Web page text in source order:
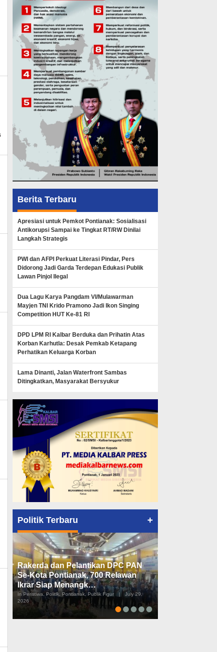
Berita Terbaru
Apresiasi untuk Pemkot Pontianak: Sosialisasi
Antikorupsi Sampai ke Tingkat RT/RW Dinilai
Langkah Strategis
PWI dan AFPI Perkuat Literasi Pindar, Pers
Didorong Jadi Garda Terdepan Edukasi Publik
Lawan Pinjol Ilegal
Dua Lagu Karya Pangdam VI/Mulawarman
Mayjen TNI Krido Pramono Jadi Ikon Singing
Competition HUT Ke-81 RI
DPD LPM RI Kalbar Berduka dan Prihatin Atas
Korban Karhutla: Desak Pemkab Ketapang
Perhatikan Keluarga Korban
Lama Dinanti, Jalan Waterfront Sambas
Ditingkatkan, Masyarakat Bersyukur
Politik Terbaru +
Rakerda dan Pelantikan DPC PAN
Se-Kota Pontianak, 700 Relawan
Ikrar Siap Menangk…
In Peristiwa, Politik, Pontianak, Publik Figur |
July 29,
2026